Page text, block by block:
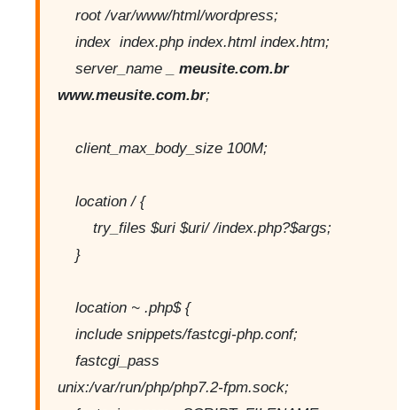
root /var/www/html/wordpress;
index index.php index.html index.htm;
server_name _ meusite.com.br
www.meusite.com.br;
client_max_body_size 100M;
location / {
try_files $uri $uri/ /index.php?$args;
}
location ~ .php$ {
include snippets/fastcgi-php.conf;
fastcgi_pass
unix:/var/run/php/php7.2-fpm.sock;